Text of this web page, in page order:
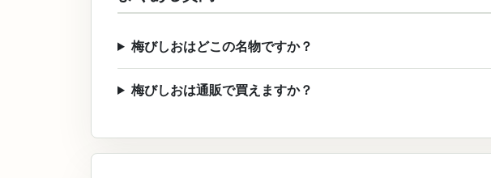
梅びしおはどこの名物ですか？
梅びしおは通販で買えますか？